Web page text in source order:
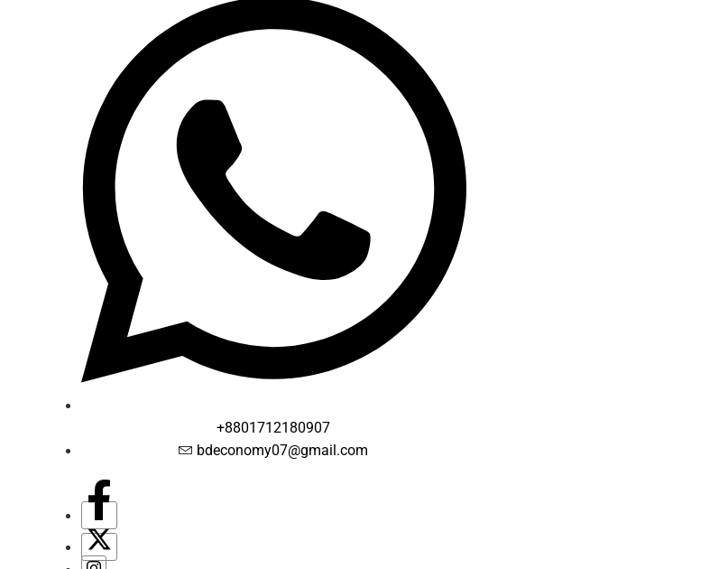
+8801712180907
bdeconomy07@gmail.com